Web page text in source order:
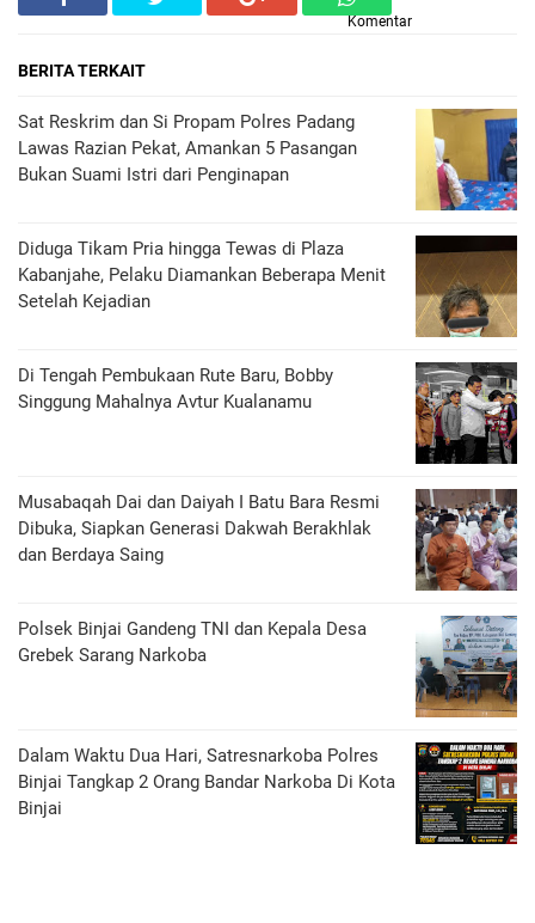
Komentar
BERITA TERKAIT
Sat Reskrim dan Si Propam Polres Padang
Lawas Razian Pekat, Amankan 5 Pasangan
Bukan Suami Istri dari Penginapan
Diduga Tikam Pria hingga Tewas di Plaza
Kabanjahe, Pelaku Diamankan Beberapa Menit
Setelah Kejadian
Di Tengah Pembukaan Rute Baru, Bobby
Singgung Mahalnya Avtur Kualanamu
Musabaqah Dai dan Daiyah I Batu Bara Resmi
Dibuka, Siapkan Generasi Dakwah Berakhlak
dan Berdaya Saing
Polsek Binjai Gandeng TNI dan Kepala Desa
Grebek Sarang Narkoba
Dalam Waktu Dua Hari, Satresnarkoba Polres
Binjai Tangkap 2 Orang Bandar Narkoba Di Kota
Binjai